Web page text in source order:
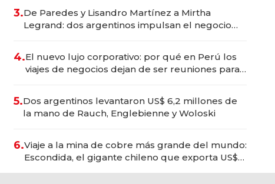
3.De Paredes y Lisandro Martínez a Mirtha
Legrand: dos argentinos impulsan el negocio
4.El nuevo lujo corporativo: por qué en Perú los
viajes de negocios dejan de ser reuniones para
5.Dos argentinos levantaron US$ 6,2 millones de
la mano de Rauch, Englebienne y Woloski
6.Viaje a la mina de cobre más grande del mundo:
Escondida, el gigante chileno que exporta US$